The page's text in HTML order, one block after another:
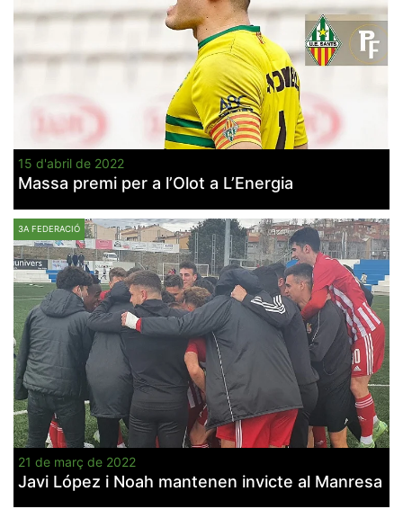
15 d'abril de 2022
Massa premi per a l’Olot a L’Energia
3A FEDERACIÓ
21 de març de 2022
Javi López i Noah mantenen invicte al Manresa